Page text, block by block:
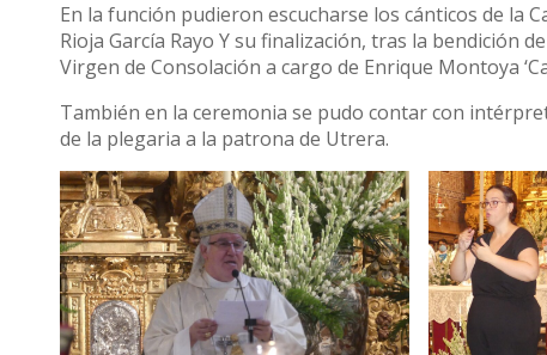
En la función pudieron escucharse los cánticos de la
Rioja García Rayo Y su finalización, tras la bendición
Virgen de Consolación a cargo de Enrique Montoya
También en la ceremonia se pudo contar con
de la plegaria a la patrona de Utrera.